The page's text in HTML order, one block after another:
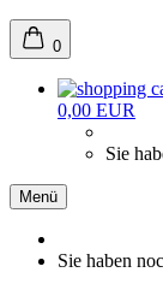
0
0,00 EUR
Sie
Menü
Sie haben